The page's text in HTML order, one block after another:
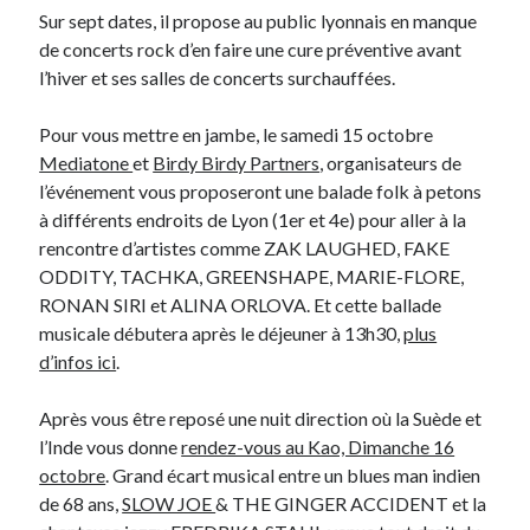
On parle de quoi ?
Bon plan du dimanche
Coup de coeur
Daddy
Engagé
Geek
Green
Humeur
Lectures
Lyon
Mini-monsieur
Non classé
Parole de Follower
Patchwork
Photos
Sur sept dates, il propose au public lyonnais en manque
de concerts rock d’en faire une cure préventive avant
l’hiver et ses salles de concerts surchauffées.
Pour vous mettre en jambe, le samedi 15 octobre
Mediatoneet Birdy Birdy Partners, organisateurs de
l’événement vous proposeront une balade folk à petons
à différents endroits de Lyon (1er et 4e) pour aller à la
rencontre d’artistes comme ZAK LAUGHED, FAKE
ODDITY, TACHKA, GREENSHAPE, MARIE-FLORE,
RONAN SIRI et ALINA ORLOVA. Et cette ballade
musicale débutera après le déjeuner à 13h30,plus
d’infos ici.
Après vous être reposé une nuit direction où la Suède et
l’Inde vous donnerendez-vous au Kao, Dimanche 16
octobre. Grand écart musical entre un blues man indien
de 68 ans,SLOW JOE& THE GINGER ACCIDENT et la